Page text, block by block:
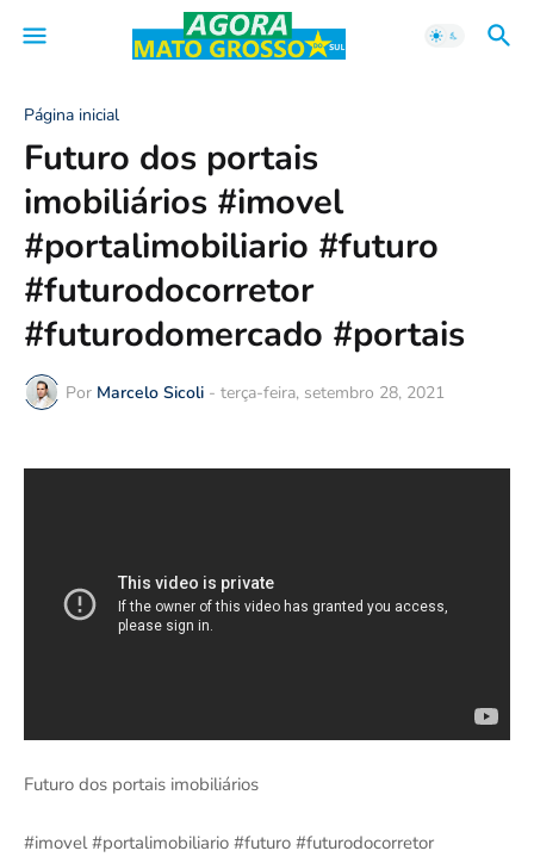
Página inicial
Futuro dos portais
imobiliários #imovel
#portalimobiliario #futuro
#futurodocorretor
#futurodomercado #portais
Por Marcelo Sicoli - terça-feira, setembro 28, 2021
Futuro dos portais imobiliários
#imovel #portalimobiliario #futuro #futurodocorretor